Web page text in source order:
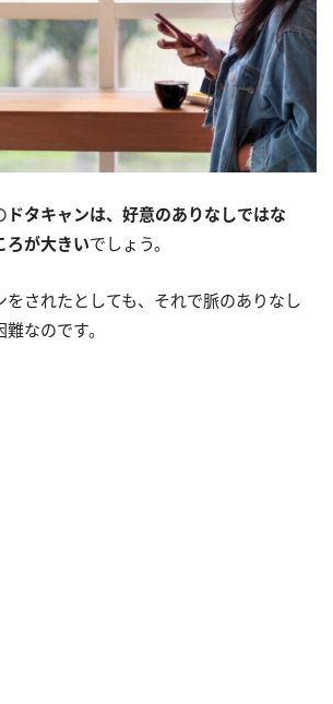
ドタキャンは、好意のありなしではな
ろが大きいでしょう。
をされたとしても、それで脈のありなし
なのです。